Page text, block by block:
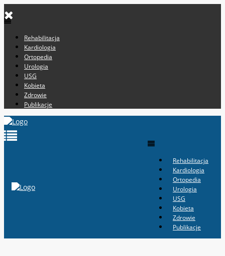
Rehabilitacja
Kardiologia
Ortopedia
Urologia
USG
Kobieta
Zdrowie
Publikacje
Rehabilitacja
Kardiologia
Ortopedia
Urologia
USG
Kobieta
Zdrowie
Publikacje